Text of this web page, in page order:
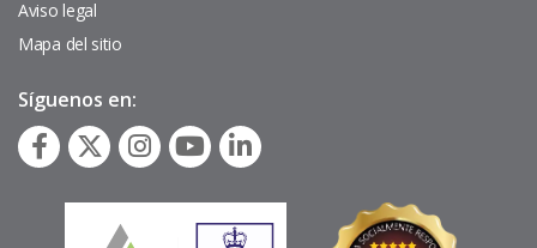
Aviso legal
Mapa del sitio
Síguenos en: